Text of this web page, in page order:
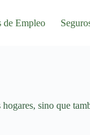
de Empleo
sino que